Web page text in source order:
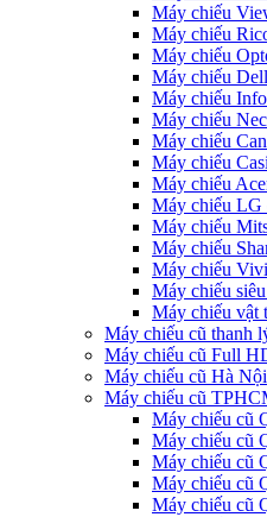
Máy chiếu
Máy chiếu
Máy chiếu
Máy chiếu Dell
Máy chiếu
Máy chiếu
Máy chiếu
Máy chiếu
Máy chiếu
Máy chiếu LG
Máy chiếu
Máy chiếu
Máy chiếu
Máy chiếu
Máy chiếu vật
Máy chiếu cũ thanh
Máy chiếu cũ Full
Máy chiếu cũ Hà Nội
Máy chiếu cũ
Máy chiếu cũ
Máy chiếu cũ
Máy chiếu cũ
Máy chiếu cũ
Máy chiếu cũ